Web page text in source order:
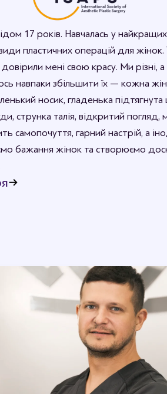
17 років. Навчалась у
види пластичних операцій для
довірили мені свою красу. Ми різні,
навпаки збільшити їх — кожна
носик, гладенька підтягнута
струнка талія, відкритий погляд,
самопочуття, гарний настрій, а
бажання жінок та створюємо